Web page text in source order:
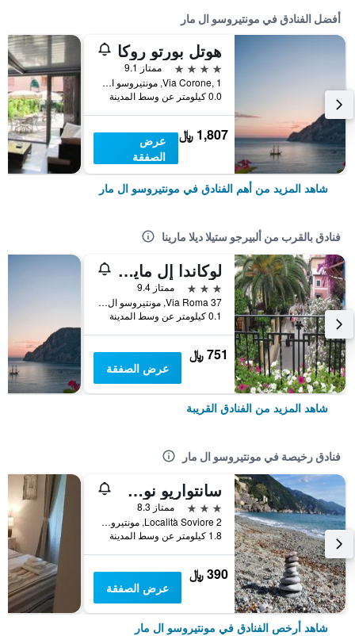
أفضل الفنادق في مونتيروسو ال مار
هوتل بورتو روكا
4 نجوم
ممتاز 9.1
Via Corone, 1, مونتيروسو ال مار, مقاطعة لا سبيتسيا, إيطاليا
0.0 كيلومتر عن وسط المدينة
1,807 ﷼
عرض
الصفقة
شاهد المزيد من أهم الفنادق في مونتيروسو ال مار
فنادق بالقرب من ألبيرجو ستيلا ديلا مارينا
لوكاندا إل مايسترالي
3 نجوم
ممتاز 9.4
Via Roma 37, مونتيروسو ال مار, مقاطعة لا سبيتسيا, إيطاليا
0.1 كيلومتر عن وسط المدينة
751 ﷼
عرض الصفقة
شاهد المزيد من الفنادق القريبة
فنادق رخيصة في مونتيروسو ال مار
سانتواريو نوسترا سينيورا دي سوفيوري
3 نجوم
ممتاز 8.3
Località Soviore 2, مونتيروسو ال مار, مقاطعة لا سبيتسيا, إيطاليا
1.8 كيلومتر عن وسط المدينة
390 ﷼
عرض الصفقة
شاهد أرخص الفنادق في مونتيروسو ال مار